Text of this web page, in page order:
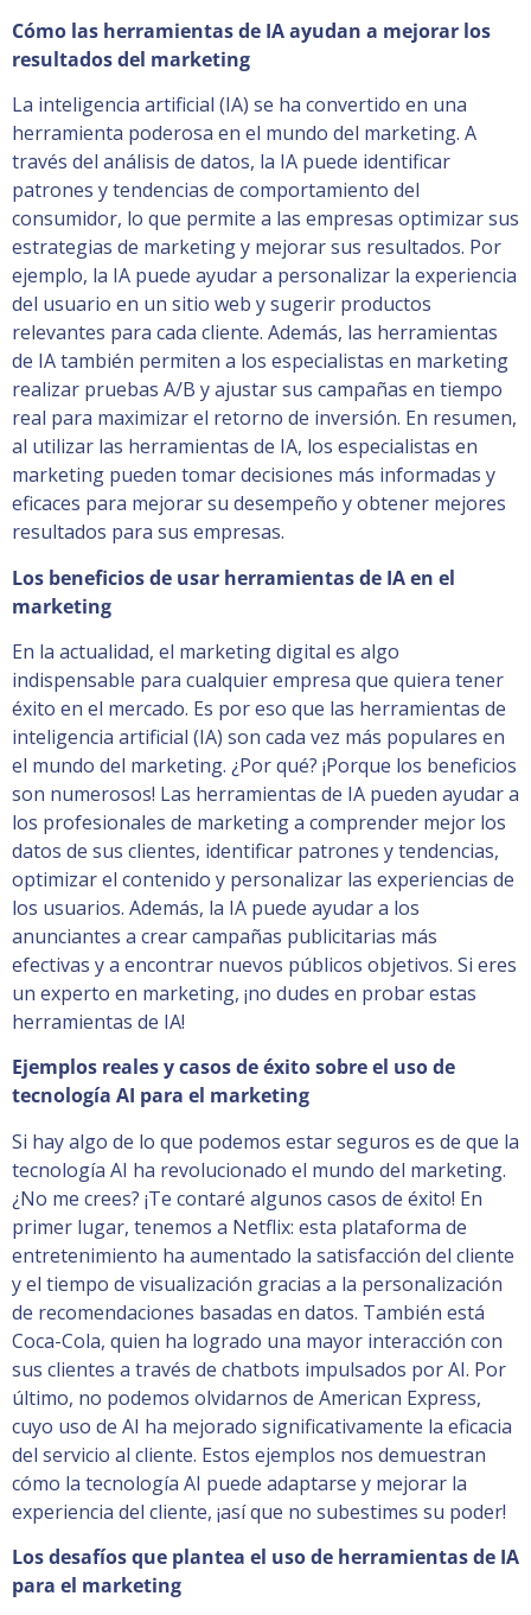
Cómo las herramientas de IA ayudan a mejorar los
resultados del marketing
La inteligencia artificial (IA) se ha convertido en una
herramienta poderosa en el mundo del marketing. A
través del análisis de datos, la IA puede identificar
patrones y tendencias de comportamiento del
consumidor, lo que permite a las empresas optimizar sus
estrategias de marketing y mejorar sus resultados. Por
ejemplo, la IA puede ayudar a personalizar la experiencia
del usuario en un sitio web y sugerir productos
relevantes para cada cliente. Además, las herramientas
de IA también permiten a los especialistas en marketing
realizar pruebas A/B y ajustar sus campañas en tiempo
real para maximizar el retorno de inversión. En resumen,
al utilizar las herramientas de IA, los especialistas en
marketing pueden tomar decisiones más informadas y
eficaces para mejorar su desempeño y obtener mejores
resultados para sus empresas.
Los beneficios de usar herramientas de IA en el
marketing
En la actualidad, el marketing digital es algo
indispensable para cualquier empresa que quiera tener
éxito en el mercado. Es por eso que las herramientas de
inteligencia artificial (IA) son cada vez más populares en
el mundo del marketing. ¿Por qué? ¡Porque los beneficios
son numerosos! Las herramientas de IA pueden ayudar a
los profesionales de marketing a comprender mejor los
datos de sus clientes, identificar patrones y tendencias,
optimizar el contenido y personalizar las experiencias de
los usuarios. Además, la IA puede ayudar a los
anunciantes a crear campañas publicitarias más
efectivas y a encontrar nuevos públicos objetivos. Si eres
un experto en marketing, ¡no dudes en probar estas
herramientas de IA!
Ejemplos reales y casos de éxito sobre el uso de
tecnología AI para el marketing
Si hay algo de lo que podemos estar seguros es de que la
tecnología AI ha revolucionado el mundo del marketing.
¿No me crees? ¡Te contaré algunos casos de éxito! En
primer lugar, tenemos a Netflix: esta plataforma de
entretenimiento ha aumentado la satisfacción del cliente
y el tiempo de visualización gracias a la personalización
de recomendaciones basadas en datos. También está
Coca-Cola, quien ha logrado una mayor interacción con
sus clientes a través de chatbots impulsados por AI. Por
último, no podemos olvidarnos de American Express,
cuyo uso de AI ha mejorado significativamente la eficacia
del servicio al cliente. Estos ejemplos nos demuestran
cómo la tecnología AI puede adaptarse y mejorar la
experiencia del cliente, ¡así que no subestimes su poder!
Los desafíos que plantea el uso de herramientas de IA
para el marketing